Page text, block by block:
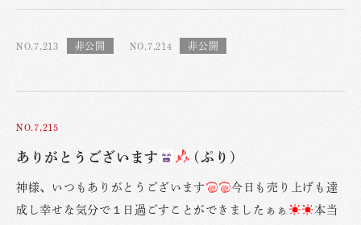
NO.7,213 NO.7,214
NO.7,215
ありがとうございます (ぷり)
神様、いつもありがとうございます
今日も売り上げも達
成し幸せな気分で１日過ごすことができましたぁぁ
本当